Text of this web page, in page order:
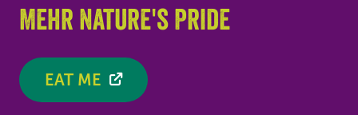
Mehr Nature's Pride
EAT ME